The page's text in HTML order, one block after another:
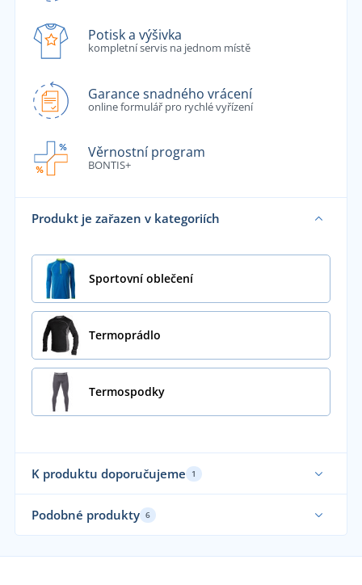
Potisk a výšivka
kompletní servis na jednom místě
Garance snadného vrácení
online formulář pro rychlé vyřízení
Věrnostní program
BONTIS+
Produkt je zařazen v kategoriích
Sportovní oblečení
Termoprádlo
Termospodky
K produktu doporučujeme 1
Funkční
Podobné produkty 6